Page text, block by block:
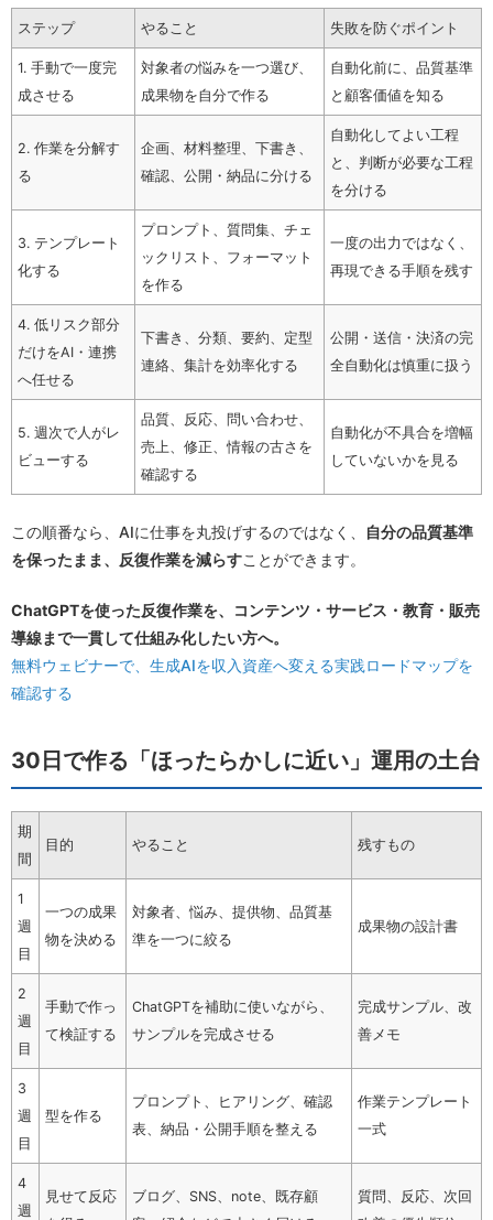
ステップ やること 失敗を防ぐポイント
1. 手動で一度完
成させる
対象者の悩みを一つ選び、
成果物を自分で作る
自動化前に、品質基準
と顧客価値を知る
2. 作業を分解す
る
企画、材料整理、下書き、
確認、公開・納品に分ける
自動化してよい工程
と、判断が必要な工程
を分ける
3. テンプレート
化する
プロンプト、質問集、チェ
ックリスト、フォーマット
を作る
一度の出力ではなく、
再現できる手順を残す
4. 低リスク部分
だけをAI・連携
へ任せる
下書き、分類、要約、定型
連絡、集計を効率化する
公開・送信・決済の完
全自動化は慎重に扱う
5. 週次で人がレ
ビューする
品質、反応、問い合わせ、
売上、修正、情報の古さを
確認する
自動化が不具合を増幅
していないかを見る
この順番なら、AIに仕事を丸投げするのではなく、
自分の品質基準
を保ったまま、反復作業を減らすことができます。
ChatGPTを使った反復作業を、コンテンツ・サービス・教育・販売
導線まで一貫して仕組み化したい方へ。
無料ウェビナーで、生成AIを収入資産へ変える実践ロードマップを
確認する
30日で作る「ほったらかしに近い」運用の土台
期
間
目的 やること 残すもの
1
週
目
一つの成果
物を決める
対象者、悩み、提供物、品質基
準を一つに絞る
成果物の設計書
2
週
目
手動で作っ
て検証する
ChatGPTを補助に使いながら、
サンプルを完成させる
完成サンプル、改
善メモ
3
週
目
型を作る
プロンプト、ヒアリング、確認
表、納品・公開手順を整える
作業テンプレート
一式
4
週
見せて反応
ブログ、SNS、note、既存顧
質問、反応、次回